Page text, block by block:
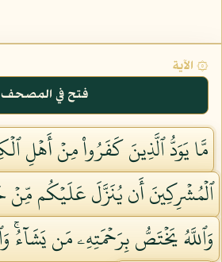
۞ الآية
فتح في المصحف
مَّا يَوَدُّ ٱلَّذِينَ كَفَرُواْ مِنۡ أَهۡلِ
ٱلۡمُشۡرِكِينَ أَن يُنَزَّلَ عَلَيۡكُم
وَٱللَّهُ يَخۡتَصُّ بِرَحۡمَتِهِۦ مَن يَشَآءُۚ